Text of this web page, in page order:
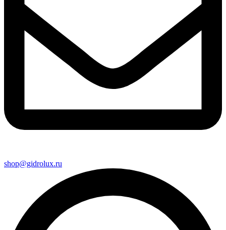
shop@gidrolux.ru